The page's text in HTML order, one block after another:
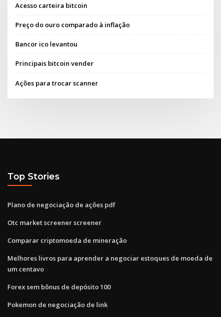
Acesso carteira bitcoin
Preço do ouro comparado à inflação
Bancor ico levantou
Principais bitcoin vender
Ações para trocar scanner
Top Stories
Plano de negociação de ações pdf
Otc market screener screener
Comparar criptomoeda de mineração
Melhores livros para aprender a negociar estoques de moeda de
um centavo
Forex sem bônus de depósito 100
Pokemon de negociação de link